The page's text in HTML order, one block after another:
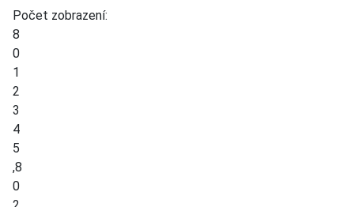
Počet zobrazení:
8
0
1
2
3
4
5
,8
0